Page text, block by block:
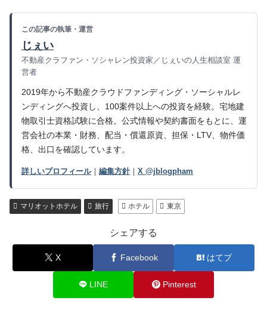
この記事の執筆・運営
じぇい
不動産クラファン・ソシャレン投資家／じぇいの人生相談室 運
営者
2019年から不動産クラウドファンディング・ソーシャルレ
ンディングへ投資し、100案件以上への投資を経験。宅地建
物取引士資格試験に合格。公式情報や契約書面をもとに、運
営会社の本業・財務、配当・償還原資、担保・LTV、物件価
格、出口を確認しています。
詳しいプロフィール｜ 編集方針 ｜ X @jblogpham
マリオットホテル 旅行 ホテル 東京
シェアする
X Facebook はてブ
LINE Pinterest